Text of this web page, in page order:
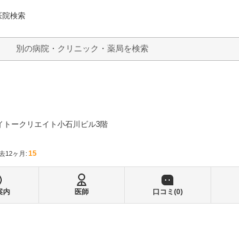
院検索
検索
ークリエイト小石川ビル3階
12ヶ月: 15
内 医師 口コミ(0)